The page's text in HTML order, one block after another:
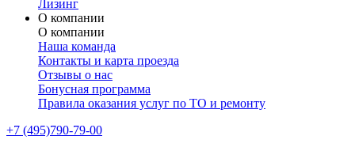
Лизинг
О компании
О компании
Наша команда
Контакты и карта проезда
Отзывы о нас
Бонусная программа
Правила оказания услуг по ТО и ремонту
+7 (495)790-79-00